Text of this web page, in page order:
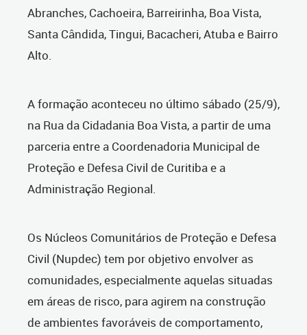
Abranches, Cachoeira, Barreirinha, Boa Vista,
Santa Cândida, Tingui, Bacacheri, Atuba e Bairro
Alto.
A formação aconteceu no último sábado (25/9),
na Rua da Cidadania Boa Vista, a partir de uma
parceria entre a Coordenadoria Municipal de
Proteção e Defesa Civil de Curitiba e a
Administração Regional.
Os Núcleos Comunitários de Proteção e Defesa
Civil (Nupdec) tem por objetivo envolver as
comunidades, especialmente aquelas situadas
em áreas de risco, para agirem na construção
de ambientes favoráveis de comportamento,